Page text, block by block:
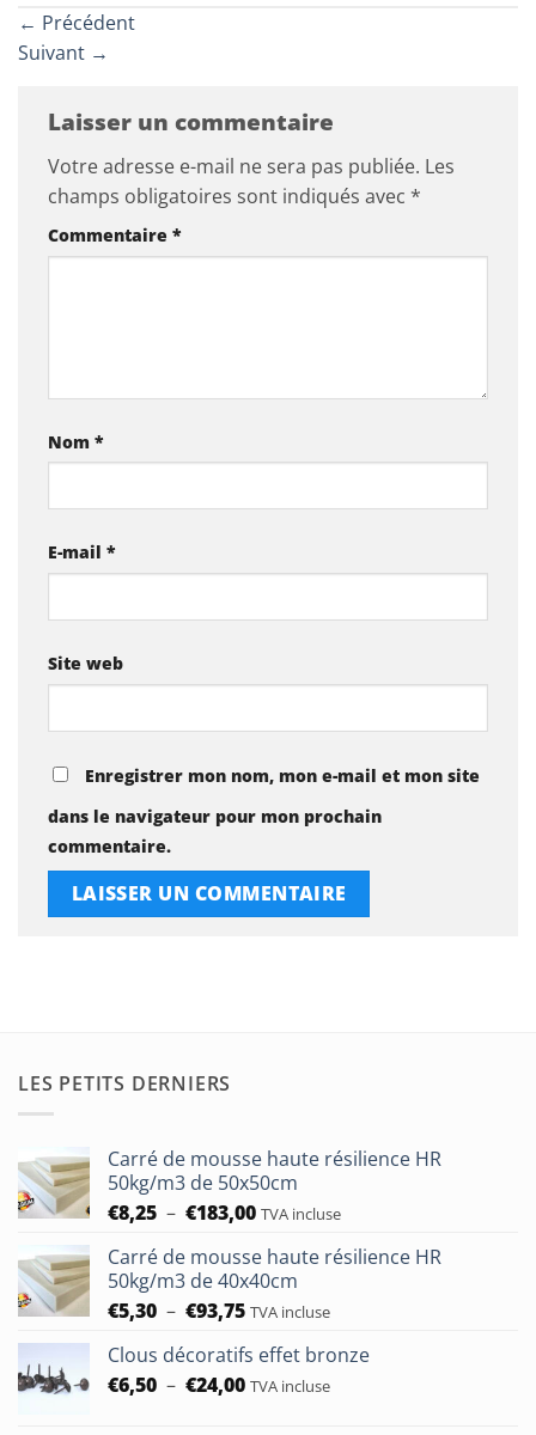
← Précédent
Suivant →
Laisser un commentaire
Votre adresse e-mail ne sera pas publiée. Les
champs obligatoires sont indiqués avec *
Commentaire *
Nom *
E-mail *
Site web
Enregistrer mon nom, mon e-mail et mon site
dans le navigateur pour mon prochain
commentaire.
LES PETITS DERNIERS
Carré de mousse haute résilience HR
50kg/m3 de 50x50cm
€8,25 – €183,00Plage
prix :
€8,25
à
TVA incluse
Carré de mousse haute résilience HR
50kg/m3 de 40x40cm
€5,30 – €93,75Plage
prix :
€5,30
TVA incluse
Clous décoratifs effet bronze
€6,50 – €24,00Plage
TVA incluse